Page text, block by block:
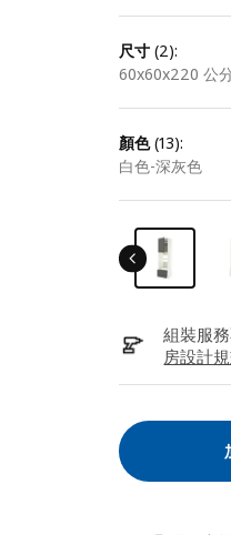
尺寸 (2):
60x60x220 公
顏色(13):
白色-深灰色
組裝服
房設計